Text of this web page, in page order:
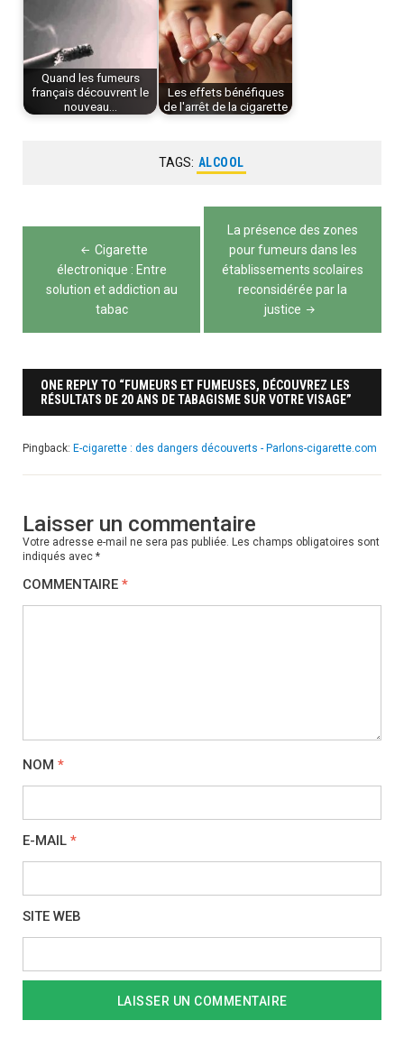
Quand les fumeurs
français découvrent le
nouveau…
Les effets bénéfiques
de l'arrêt de la cigarette
TAGS: ALCOOL
Navigation
l’article
Cigarette
électronique : Entre
solution et addiction au
tabac
La présence des zones
pour fumeurs dans les
établissements scolaires
reconsidérée par la
justice
ONE REPLY TO “FUMEURS ET FUMEUSES, DÉCOUVREZ LES
RÉSULTATS DE 20 ANS DE TABAGISME SUR VOTRE VISAGE”
Pingback: E-cigarette : des dangers découverts - Parlons-cigarette.com
Laisser un commentaire
Votre adresse e-mail ne sera pas publiée. Les champs obligatoires sont
indiqués avec *
COMMENTAIRE *
NOM *
E-MAIL *
SITE WEB